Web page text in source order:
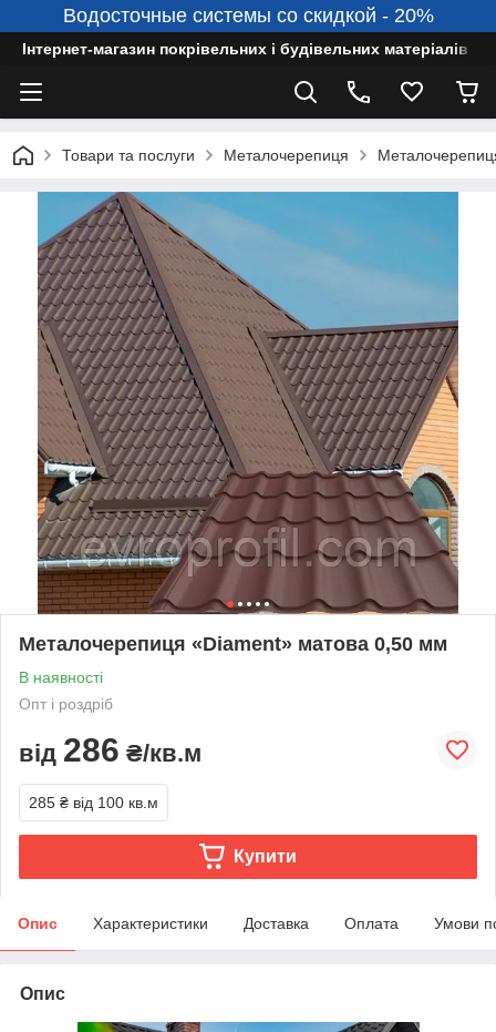
Водосточные системы со скидкой - 20%
Інтернет-магазин покрівельних і будівельних матеріалів
Товари та послуги Металочерепиця
Металочерепиця «Diament» матова 0,50 мм
В наявності
Опт і роздріб
від 286 ₴/кв.м
285 ₴ від 100 кв.м
Купити
Опис Характеристики Доставка Оплата Умови
Опис